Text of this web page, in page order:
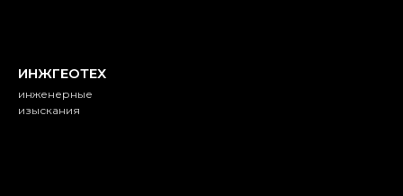
ИНЖГЕОТЕХ
инженерные
изыскания